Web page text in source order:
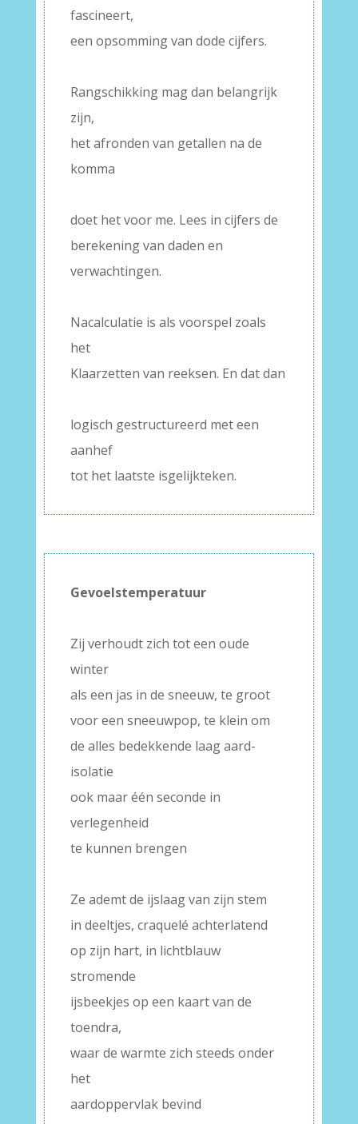
fascineert,
een opsomming van dode cijfers.
Rangschikking mag dan belangrijk
zijn,
het afronden van getallen na de
komma
doet het voor me. Lees in cijfers de
berekening van daden en
verwachtingen.
Nacalculatie is als voorspel zoals
het
Klaarzetten van reeksen. En dat dan
logisch gestructureerd met een
aanhef
tot het laatste isgelijkteken.
Gevoelstemperatuur
Zij verhoudt zich tot een oude
winter
als een jas in de sneeuw, te groot
voor een sneeuwpop, te klein om
de alles bedekkende laag aard-
isolatie
ook maar één seconde in
verlegenheid
te kunnen brengen
Ze ademt de ijslaag van zijn stem
in deeltjes, craquelé achterlatend
op zijn hart, in lichtblauw
stromende
ijsbeekjes op een kaart van de
toendra,
waar de warmte zich steeds onder
het
aardoppervlak bevind